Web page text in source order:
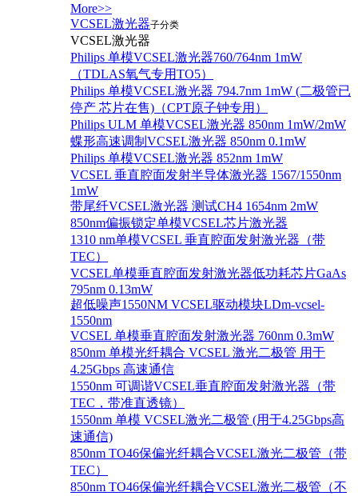
More>>
VCSEL激光器子分类
VCSEL激光器
Philips 单模VCSEL激光器760/764nm 1mW
（TDLAS氧气专用TO5）
Philips 单模VCSEL激光器 794.7nm 1mW (二极管已
停产 芯片在售)（CPT原子钟专用）
Philips ULM 单模VCSEL激光器 850nm 1mW/2mW
蝶形高速调制VCSEL激光器 850nm 0.1mW
Philips 单模VCSEL激光器 852nm 1mW
VCSEL 垂直腔面发射半导体激光器 1567/1550nm
1mW
带尾纤VCSEL激光器 测试CH4 1654nm 2mW
850nm偏振锁定单模VCSEL芯片激光器
1310 nm单模VCSEL 垂直腔面发射激光器（带
TEC）
VCSEL单模垂直腔面发射激光器低功耗芯片GaAs
795nm 0.13mW
超低噪声1550NM VCSEL驱动模块LDm-vcsel-
1550nm
VCSEL 单模垂直腔面发射激光器 760nm 0.3mW
850nm 单模光纤耦合 VCSEL 激光二极管 用于
4.25Gbps 高速通信
1550nm 可调谐VCSEL垂直腔面发射激光器（带
TEC，带准直透镜）
1550nm 单模 VCSEL激光二极管 (用于4.25Gbps高
速通信)
850nm TO46保偏光纤耦合VCSEL激光二极管（带
TEC）
850nm TO46保偏光纤耦合VCSEL激光二极管（不